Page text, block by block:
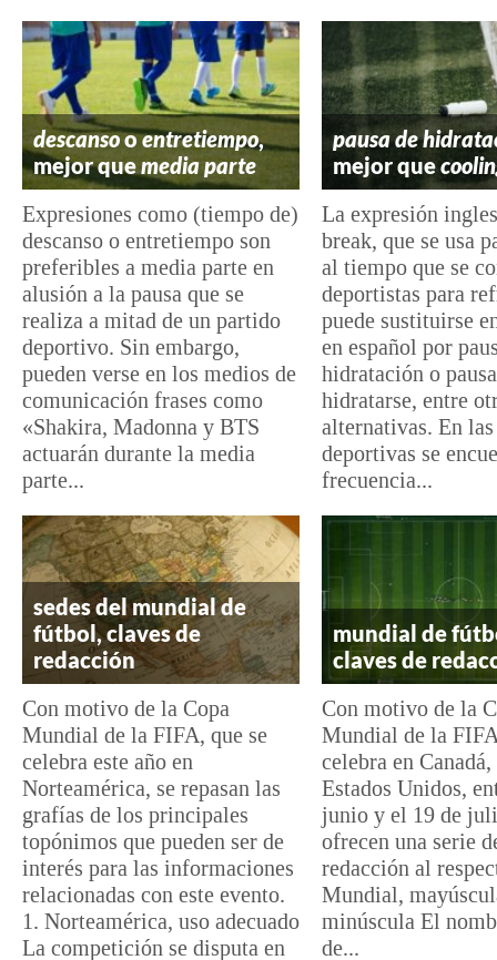
descansooentretiempo,
mejor quemedia parte
Expresiones como (tiempo de)
descanso o entretiempo son
preferibles a media parte en
alusión a la pausa que se
realiza a mitad de un partido
deportivo. Sin embargo,
pueden verse en los medios de
comunicación frases como
«Shakira, Madonna y BTS
actuarán durante la media
parte...
pausa de
mejor que
La expresión
break, que se usa
al tiempo que se
deportistas para
puede sustituirse
en español por
hidratación o
hidratarse, entre
alternativas. En
deportivas se
frecuencia...
sedes del mundial de
fútbol, claves de
redacción
Con motivo de la Copa
Mundial de la FIFA, que se
celebra este año en
Norteamérica, se repasan las
grafías de los principales
topónimos que pueden ser de
interés para las informaciones
relacionadas con este evento.
1. Norteamérica, uso adecuado
La competición se disputa en
mundial de
claves de
Con motivo de la
Mundial de la
celebra en
Estados Unidos,
junio y el 19 de
ofrecen una serie
redacción al
Mundial,
minúscula El
de...